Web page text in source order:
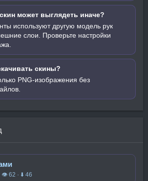
может выглядеть иначе?
используют другую модель рук
слои. Проверьте настройки
скины?
PNG-изображения без
👁 62 · ⬇ 46